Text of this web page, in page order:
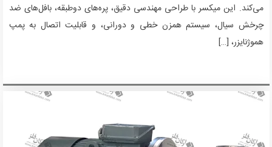
می‌کند. این میکسر با طراحی مهندسی دقیق، پره‌های دوطبقه، بافل‌های ضد
چرخش سیال، سیستم همزن خطی و دورانی، و قابلیت اتصال به پمپ
هموژنایزر، […]